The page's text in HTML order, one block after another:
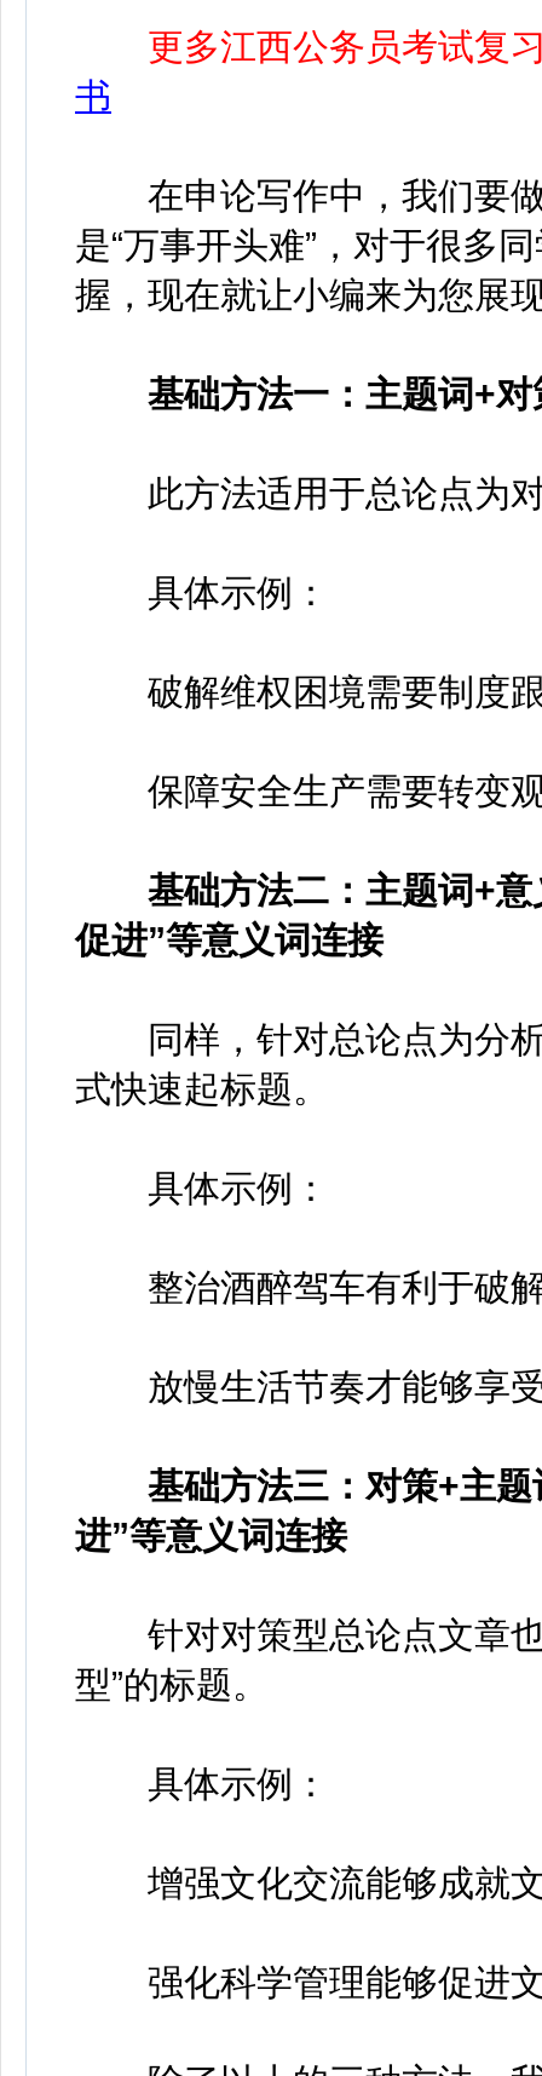
更多江西公务员考试复
书
在申论写作中，我们要做
是“万事开头难”，对于很多
握，现在就让小编来为您展
基础方法一：主题词+
此方法适用于总论点为对
具体示例：
破解维权困境需要制度
保障安全生产需要转变
基础方法二：主题词+
促进”等意义词连接
同样，针对总论点为分析
式快速起标题。
具体示例：
整治酒醉驾车有利于破
放慢生活节奏才能够享
基础方法三：对策+主
进”等意义词连接
针对对策型总论点文章也
型”的标题。
具体示例：
增强文化交流能够成就
强化科学管理能够促进